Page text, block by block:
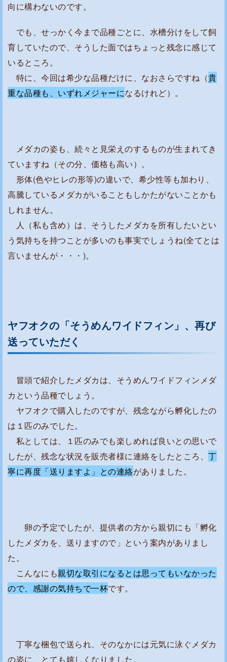
ヤ
フ
オ
ク
「
そ
イ
ド
フ
ィ
ン
」
、
て
い
た
く
向に構わないのです。
でも、せっかく今まで品種ごとに、水槽分けをして飼
育していたので、そうした面ではちょっと残念に感じて
いるところ。
特に、今回は希少な品種だけに、なおさらですね（貴
重な品種も、いずれメジャーになるけれど）。
メダカの姿も、続々と見栄えのするものが生まれてき
ていますね（その分、価格も高い）。
形体(色やヒレの形等)の違いで、希少性等も加わり、
高騰しているメダカがいることもしかたがないことかも
しれません。
人（私も含め）は、そうしたメダカを所有したいとい
う気持ちを持つことが多いのも事実でしょうね(全てとは
言いませんが・・・)。
ヤフオクの「そうめんワイドフィン」、再び
送っていただく
冒頭で紹介したメダカは、そうめんワイドフィンメダ
カという品種でしょう。
ヤフオクで購入したのですが、残念ながら孵化したの
は１匹のみでした。
私としては、１匹のみでも楽しめれば良いとの思いで
したが、残念な状況を販売者様に連絡をしたところ、 丁
寧に再度「送りますよ」との連絡がありました。
卵の予定でしたが、提供者の方から親切にも「孵化
したメダカを、送りますので」という案内がありまし
た。
こんなにも親切な取引になるとは思ってもいなかった
ので、感謝の気持ちで一杯です。
丁寧な梱包で送られ、そのなかには元気に泳ぐメダカ
の姿に、とても嬉しくなりました。